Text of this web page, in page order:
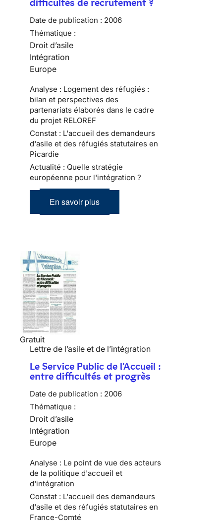
difficultés de recrutement ?
Date de publication : 2006
Thématique :
Droit d’asile
Intégration
Europe
Analyse : Logement des réfugiés :
bilan et perspectives des
partenariats élaborés dans le cadre
du projet RELOREF
Constat : L'accueil des demandeurs
d'asile et des réfugiés statutaires en
Picardie
Actualité : Quelle stratégie
européenne pour l'intégration ?
En savoir plus
Gratuit
Lettre de l’asile et de l’intégration
Le Service Public de l'Accueil :
entre difficultés et progrès
Date de publication : 2006
Thématique :
Droit d’asile
Intégration
Europe
Analyse : Le point de vue des acteurs
de la politique d'accueil et
d'intégration
Constat : L'accueil des demandeurs
d'asile et des réfugiés statutaires en
France-Comté